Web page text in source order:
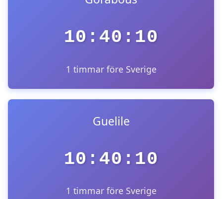
10:40:10
1 timmar före Sverige
Guelile
10:40:10
1 timmar före Sverige